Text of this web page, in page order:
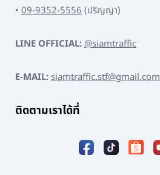
• 09-9352-5556 (ปริญญา)
LINE OFFICIAL: @siamtraffic
E-MAIL: siamtraffic.stf@gmail.com
ติดตามเราได้ที่